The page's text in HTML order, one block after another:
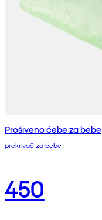
Prošiveno ćebe za bebe
prekrivač za bebe
450